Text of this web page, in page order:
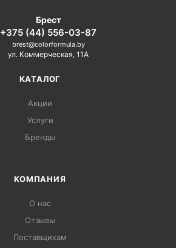
Брест
+375 (44) 556-03-87
brest@colorformula.by
ул. Коммерческая, 11А
КАТАЛОГ
Акции
Услуги
Бренды
КОМПАНИЯ
О нас
Отзывы
Поставщикам